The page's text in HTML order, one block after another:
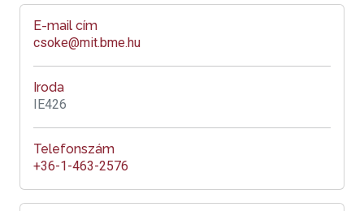
E-mail cím
csoke@mit.bme.hu
Iroda
IE426
Telefonszám
+36-1-463-2576